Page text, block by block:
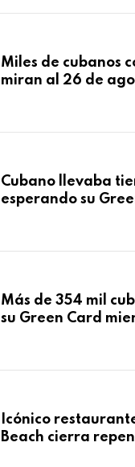
Miles de cubanos
miran al 26 de
Cubano llevaba
esperando su
Más de 354 mil
su Green Card
Icónico
Beach cierra